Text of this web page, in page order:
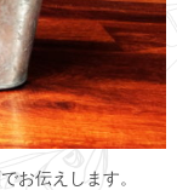
お伝えします。